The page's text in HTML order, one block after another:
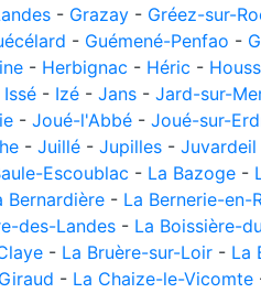
- Grazay - Gréez-sur-
- Guémené-Penfao -
- Herbignac - Héric -
Issé - Izé - Jans - Jard-sur-
- Joué-l'Abbé - Joué-sur-
- Juillé - Jupilles - Juvardeil
Escoublac - La Bazoge -
Bernardière - La Bernerie-en-
des-Landes - La Boissière-
- La Bruère-sur-Loir - La
- La Chaize-le-Vicomte